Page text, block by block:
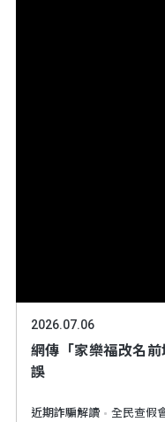
2026.07.06
網傳「家樂福改名
誤
近期詐騙解讀 全民查假